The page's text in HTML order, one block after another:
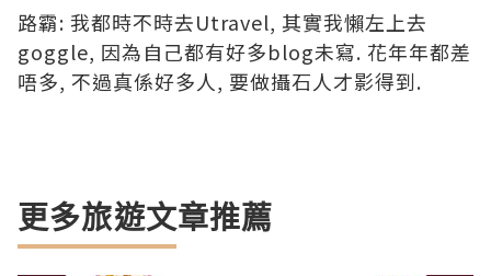
路霸: 我都時不時去Utravel, 其實我懶左上去
goggle, 因為自己都有好多blog未寫. 花年年都差
唔多, 不過真係好多人, 要做攝石人才影得到.
更多旅遊文章推薦